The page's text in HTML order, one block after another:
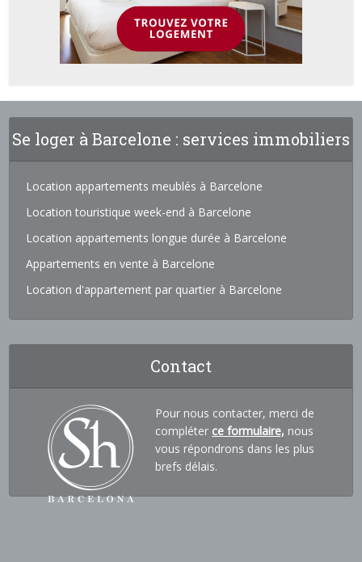
Se loger à Barcelone : services immobiliers
Location appartements meublés à Barcelone
Location touristique week-end à Barcelone
Location appartements longue durée à Barcelone
Appartements en vente à Barcelone
Location d'appartement par quartier à Barcelone
Contact
Pour nous contacter, merci de
compléter ce formulaire, nous
vous répondrons dans les plus
brefs délais.